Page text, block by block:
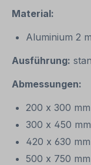
Material:
Aluminium 2
Ausführung:
Abmessungen:
200 x 300 mm
300 x 450 mm
420 x 630
500 x 750 mm